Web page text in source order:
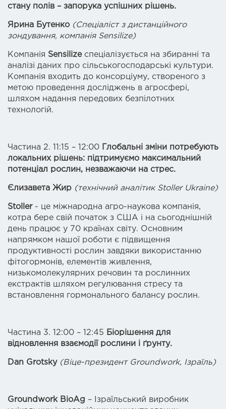
стану полів – запорука успішних рішень.
Ярина Бутенко (Спеціаліст з дистанційного
зондування, компанія Sensilize)
Компанія Sensilizeспеціалізується на збиранні та
аналізі даних про сільськогосподарські культури.
Компанія входить до консорціуму, створеного з
метою проведення досліджень в агросфері,
шляхом надання передових безпілотних
технологій.
Частина 2. 11:15 – 12:00
Глобальні зміни потребують
локальних рішень: підтримуємо максимальний
потенціал рослин, незважаючи на стрес.
Єлизавета Жир (технічний аналітик Stoller Ukraine)
Stoller- це міжнародна агро-наукова компанія,
котра бере свій початок з США і на сьогоднішній
день працює у 70 країнах світу. Основним
напрямком нашої роботи є підвищення
продуктивності рослин завдяки використанню
фітогормонів, елементів живлення,
низькомолекулярних речовин та рослинних
екстрактів шляхом регулювання стресу та
встановлення гормонального балансу рослин.
Частина 3. 12:00 – 12:45 Біорішення для
відновлення взаємодії рослини і ґрунту.
Dan Grotsky (Віце-президент Groundwork, Ізраїль)
Groundwork BioAg – Ізраїльський виробник